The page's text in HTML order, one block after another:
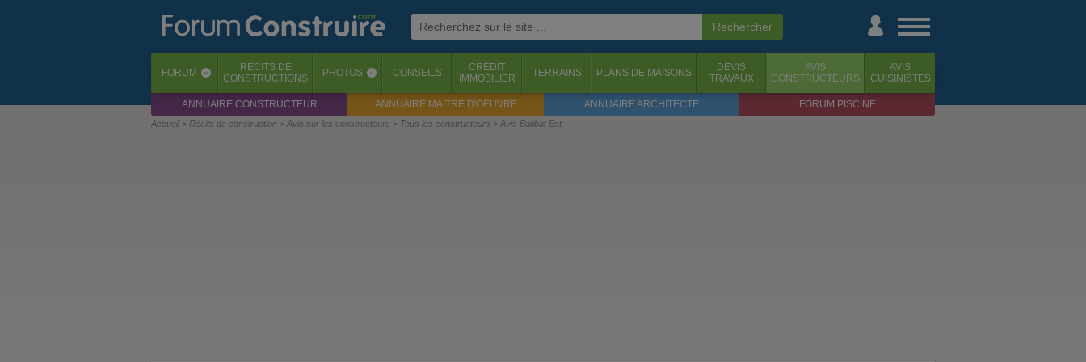
FORUM ‹ RÉCITS DE
CONSTRUCTIONS
PHOTOS ‹ CONSEILS
CRÉDIT
IMMOBILIER
TERRAINS PLANS DE MAISONS
DEVIS
TRAVAUX
AVIS
CONSTRUCTEURS
AVIS
CUISINISTES
ANNUAIRE CONSTRUCTEUR ANNUAIRE MAITRE D'OEUVRE ANNUAIRE ARCHITECTE FORUM PISCINE
Accueil Récits de construction Avis sur les constructeurs Tous les constructeurs Avis Batibat Est